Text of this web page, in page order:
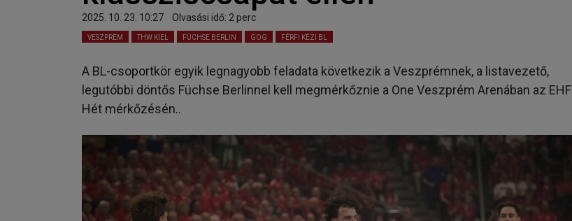
2025. 10. 23. 10:27 Olvasási idő: 2 perc
VESZPRÉM THW KIEL FÜCHSE BERLIN GOG FÉRFI KÉZI BL
A BL-csoportkör egyik legnagyobb feladata következik a Veszprémnek, a listavezető,
legutóbbi döntős Füchse Berlinnel kell megmérkőznie a One Veszprém Arenában az EHF
Hét mérkőzésén..